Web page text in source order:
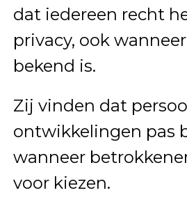
dat iedereen recht
privacy, ook
bekend is.
Zij vinden dat
ontwikkelingen pas
wanneer
voor kiezen.